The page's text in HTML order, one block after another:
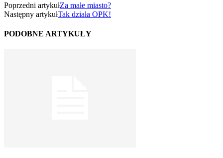
Poprzedni artykułZa małe miasto?
Następny artykułTak działa OPK!
PODOBNE ARTYKUŁY